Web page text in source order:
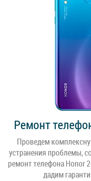
Ремонт
Проведем
устранения проблемы,
ремонт телефона Honor
дадим